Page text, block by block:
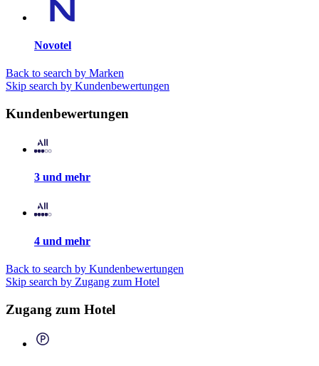
Novotel
Back to search by Marken
Skip search by Kundenbewertungen
Kundenbewertungen
3 und mehr
4 und mehr
Back to search by Kundenbewertungen
Skip search by Zugang zum Hotel
Zugang zum Hotel